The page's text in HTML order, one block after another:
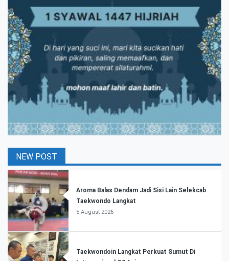
NEW POST
Aroma Balas Dendam Jadi Sisi Lain Selekcab
Taekwondo Langkat
5 August 2026
Taekwondoin Langkat Perkuat Sumut Di